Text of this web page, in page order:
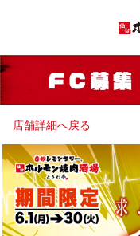
店舗詳細へ戻る